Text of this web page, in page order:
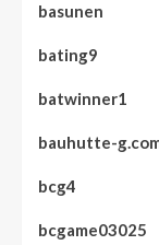
basunen
bating9
batwinner1
bauhutte-
bcg4
bcgame03025